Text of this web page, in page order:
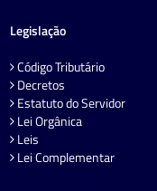
Legislação
Código Tributário
Decretos
Estatuto do Servidor
Lei Orgânica
Leis
Lei Complementar